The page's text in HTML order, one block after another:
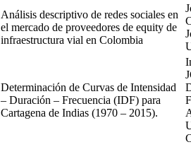
Análisis descriptivo de redes sociales en
el mercado de proveedores de equity de
infraestructura vial en Colombia
Determinación de Curvas de Intensidad
– Duración – Frecuencia (IDF) para
Cartagena de Indias (1970 – 2015).